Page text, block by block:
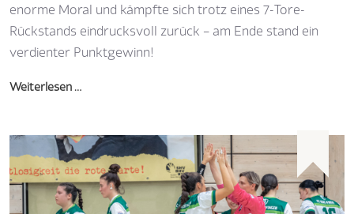
enorme Moral und kämpfte sich trotz eines 7-Tore-
Rückstands eindrucksvoll zurück – am Ende stand ein
verdienter Punktgewinn!
Weiterlesen …